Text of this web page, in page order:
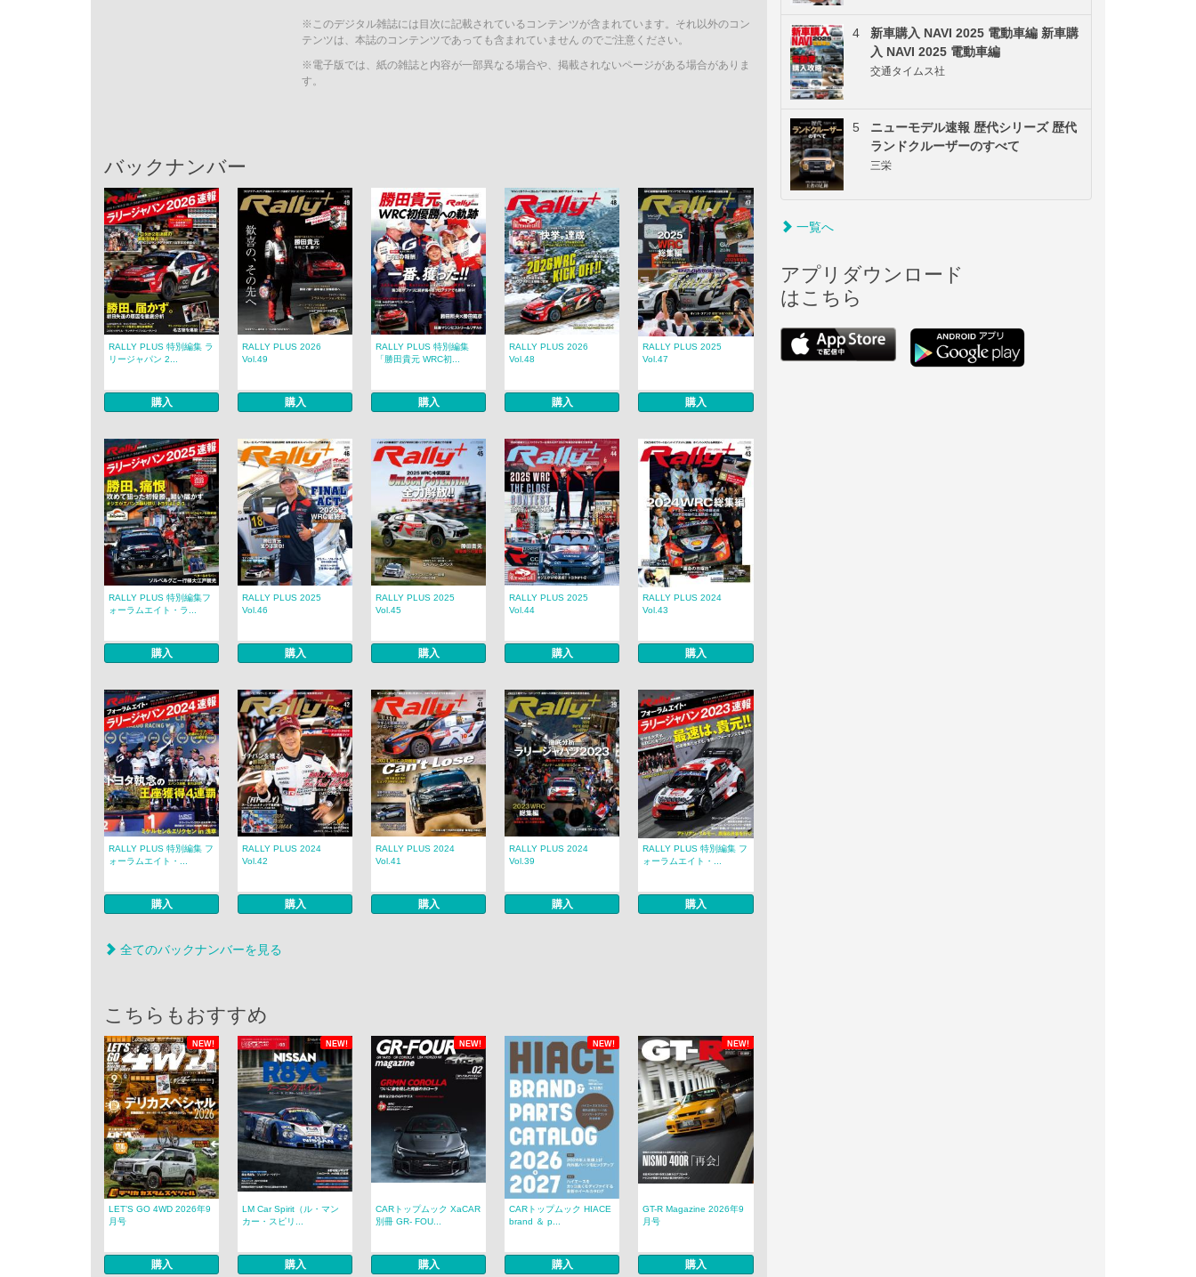
※このデジタル雑誌には目次に記載されているコンテンツが含まれています。それ以外のコン
テンツは、本誌のコンテンツであっても含まれていません のでご注意ください。
※電子版では、紙の雑誌と内容が一部異なる場合や、掲載されないページがある場合がありま
す。
バックナンバー
RALLY PLUS 特別編集 ラ
リージャパン 2...
購入
RALLY PLUS 2026
Vol.49
購入
RALLY PLUS 特別編集
「勝田貴元 WRC初...
購入
RALLY PLUS 2026
Vol.48
購入
RALLY PLUS 2025
Vol.47
購入
RALLY PLUS 特別編集フ
ォーラムエイト・ラ...
購入
RALLY PLUS 2025
Vol.46
購入
RALLY PLUS 2025
Vol.45
購入
RALLY PLUS 2025
Vol.44
購入
RALLY PLUS 2024
Vol.43
購入
RALLY PLUS 特別編集 フ
ォーラムエイト・...
購入
RALLY PLUS 2024
Vol.42
購入
RALLY PLUS 2024
Vol.41
購入
RALLY PLUS 2024
Vol.39
購入
RALLY PLUS 特別編集 フ
ォーラムエイト・...
購入
全てのバックナンバーを見る
こちらもおすすめ
NEW! NEW! NEW! NEW! NEW!
LET’S GO 4WD 2026年9
月号
購入
LM Car Spirit（ル・マン
カー・スピリ...
購入
CARトップムック XaCAR
別冊 GR- FOU...
購入
CARトップムック HIACE
brand ＆ p...
購入
GT-R Magazine 2026年9
月号
購入
4
新車購入 NAVI 2025 電動車編 新車購
入 NAVI 2025 電動車編
交通タイムス社
5
ニューモデル速報 歴代シリーズ 歴代
ランドクルーザーのすべて
三栄
一覧へ
アプリダウンロード
はこちら